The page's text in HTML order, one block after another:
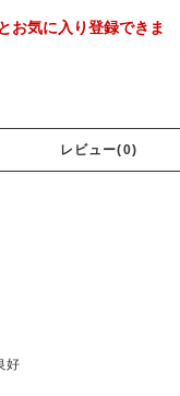
お気に入り登録できま
レビュー(0)
好